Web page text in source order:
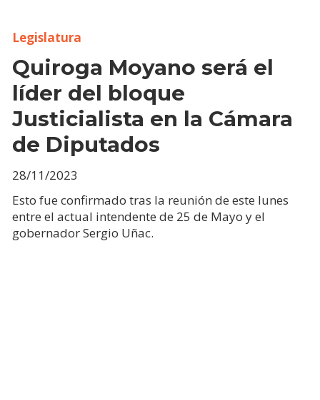
Quiroga Moyano será el
líder del bloque
Justicialista en la Cámara
de Diputados
Esto fue confirmado tras la reunión de este lunes
entre el actual intendente de 25 de Mayo y el
gobernador Sergio Uñac.
Legislatura
28/11/2023